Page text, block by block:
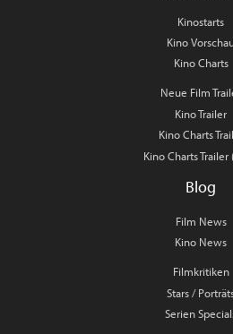
Kinostarts
Kino
Kino Charts
Neue Film
Kino Trailer
Kino Charts
Kino Charts Trailer
Blog
Film News
Kino News
Filmkritiken
Stars /
Serien